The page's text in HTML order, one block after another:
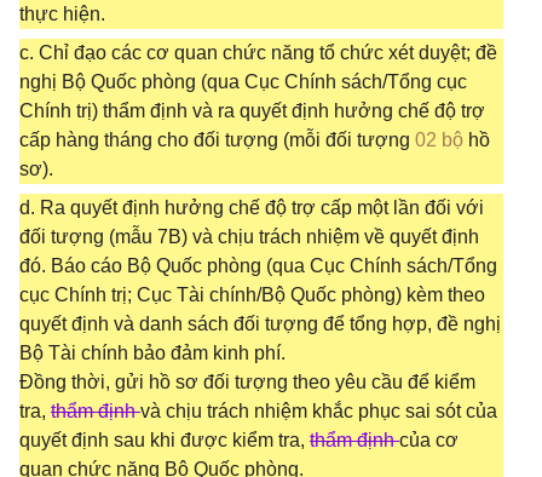
thực hiện.
c. Chỉ đạo các cơ quan chức năng tổ chức xét duyệt; đề
nghị Bộ Quốc phòng (qua Cục Chính sách/Tổng cục
Chính trị) thẩm định và ra quyết định hưởng chế độ trợ
cấp hàng tháng cho đối tượng (mỗi đối tượng 02 bộ hồ
sơ).
d. Ra quyết định hưởng chế độ trợ cấp một lần đối với
đối tượng (mẫu 7B) và chịu trách nhiệm về quyết định
đó. Báo cáo Bộ Quốc phòng (qua Cục Chính sách/Tổng
cục Chính trị; Cục Tài chính/Bộ Quốc phòng) kèm theo
quyết định và danh sách đối tượng để tổng hợp, đề nghị
Bộ Tài chính bảo đảm kinh phí.
Đồng thời, gửi hồ sơ đối tượng theo yêu cầu để kiểm
tra, thẩm địnhvà chịu trách nhiệm khắc phục sai sót của
quyết định sau khi được kiểm tra, thẩm địnhcủa cơ
quan chức năng Bộ Quốc phòng.